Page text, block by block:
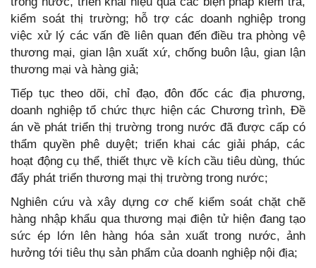
kiểm soát thị trường; hỗ trợ các doanh nghiệp trong
việc xử lý các vấn đề liên quan đến điều tra phòng vệ
thương mại, gian lận xuất xứ, chống buôn lậu, gian lận
thương mại và hàng giả;
Tiếp tục theo dõi, chỉ đạo, đôn đốc các địa phương,
doanh nghiệp tổ chức thực hiện các Chương trình, Đề
án về phát triển thị trường trong nước đã được cấp có
thẩm quyền phê duyệt; triển khai các giải pháp, các
hoạt động cụ thể, thiết thực về kích cầu tiêu dùng, thúc
đẩy phát triển thương mại thị trường trong nước;
Nghiên cứu và xây dựng cơ chế kiểm soát chặt chẽ
hàng nhập khẩu qua thương mại điện tử hiện đang tạo
sức ép lớn lên hàng hóa sản xuất trong nước, ảnh
hưởng tới tiêu thụ sản phẩm của doanh nghiệp nội địa;